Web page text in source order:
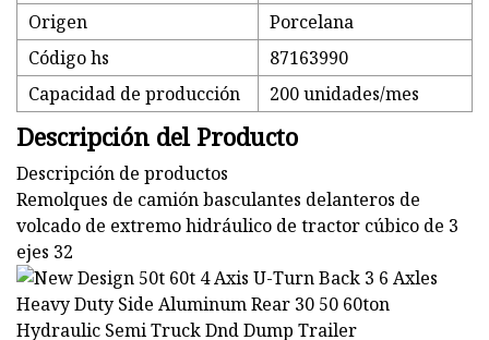
Origen
Porcelana
Código hs
87163990
Capacidad de producción
200 unidades/mes
Descripción del Producto
Descripción de productos
Remolques de camión basculantes delanteros de
volcado de extremo hidráulico de tractor cúbico de 3
ejes 32